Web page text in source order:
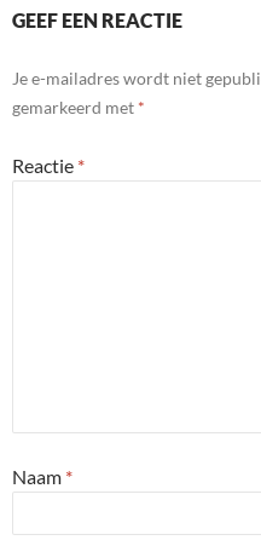
GEEF EEN REACTIE
Je e-mailadres wordt niet
gemarkeerd met *
Reactie *
Naam *